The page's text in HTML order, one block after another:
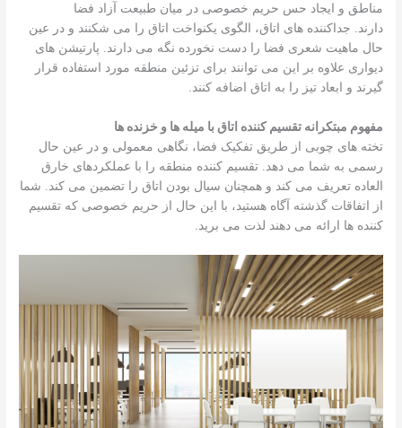
مناطق و ایجاد حس حریم خصوصی در میان طبیعت آزاد فضا
دارند. جداکننده های اتاق، الگوی یکنواخت اتاق را می شکنند و در عین
حال ماهیت شعری فضا را دست نخورده نگه می دارند. پارتیشن های
دیواری علاوه بر این می توانند برای تزئین منطقه مورد استفاده قرار
گیرند و ابعاد تیز را به اتاق اضافه کنند.
مفهوم مبتکرانه تقسیم کننده اتاق با میله ها و خزنده ها
تخته های چوبی از طریق تفکیک فضا، نگاهی معمولی و در عین حال
رسمی به شما می دهد. تقسیم کننده منطقه را با عملکردهای خارق
العاده تعریف می کند و همچنان سیال بودن اتاق را تضمین می کند. شما
از اتفاقات گذشته آگاه هستید، با این حال از حریم خصوصی که تقسیم
کننده ها ارائه می دهند لذت می برید.